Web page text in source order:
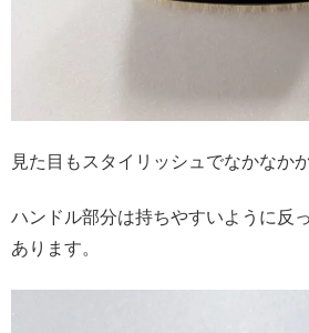
見た目もスタイリッシュでなかなか
ハンドル部分は持ちやすいように反
あります。